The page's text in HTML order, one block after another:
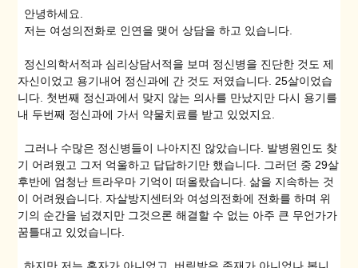
안녕하세요.
저는 여성의전화로 인연을 맺어 상담을 하고 있습니다.
정신의학서적과 심리상담서적을 보며 정신병을 진단한 것도 제
자신이었고 용기내어 정신과에 간 것도 저였습니다. 25살이었습
니다. 첫번째 정신과에서 맞지 않는 의사를 만났지만 다시 용기를
내 두번째 정신과에 가서 약물치료를 받고 있었지요.
그러나 수많은 정신병들이 나아지진 않았습니다. 발병원인도 찾
기 어려웠고 그저 억울하고 답답하기만 했습니다. 그러던 중 29살
후반에 엄청난 트라우마 기억이 떠올랐습니다. 삶을 지속하는 것
이 어려웠습니다. 자살방지센터와 여성의전화에 전화를 하며 위
기의 순간을 넘겼지만 그것으론 해결할 수 없는 아주 큰 무언가가
꿈틀대고 있었습니다.